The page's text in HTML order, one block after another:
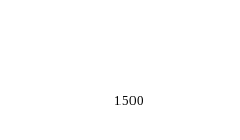
1500